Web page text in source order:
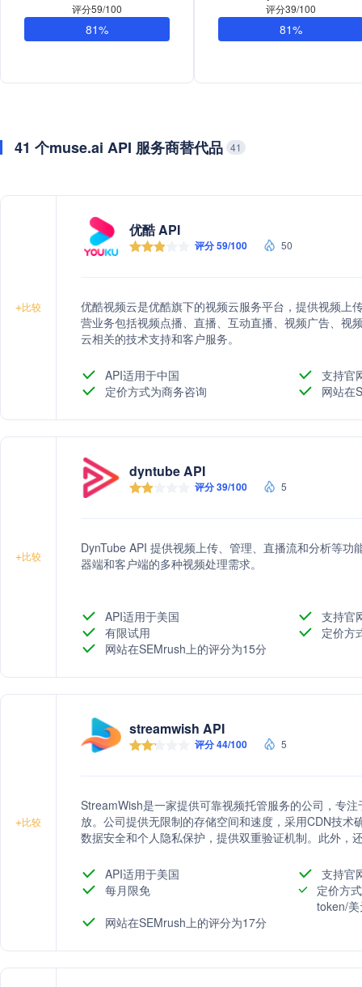
评分59/100
81%
评分39/100
81%
41 个muse.ai API 服务商替代品 41
+比较
优酷 API
评分 59/100 50
优酷视频云是优酷旗下的视频云服务平台，提供视频上
营业务包括视频点播、直播、互动直播、视频广告、视
云相关的技术支持和客户服务。
API适用于中国
支持官
定价方式为商务咨询
网站在
+比较
dyntube API
评分 39/100 5
DynTube API 提供视频上传、管理、直播流和分析等
器端和客户端的多种视频处理需求。
API适用于美国
支持官
有限试用
定价方
网站在SEMrush上的评分为15分
+比较
streamwish API
评分 44/100 5
StreamWish是一家提供可靠视频托管服务的公司，专
放。公司提供无限制的存储空间和速度，采用CDN技
数据安全和个人隐私保护，提供双重验证机制。此外，
API适用于美国
支持官
每月限免
定价方
token/
网站在SEMrush上的评分为17分